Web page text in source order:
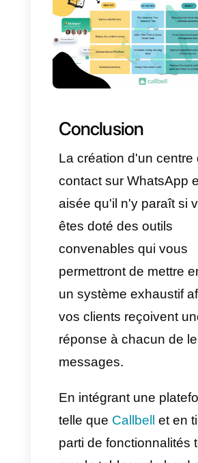
vous pouvez
ces données à
tableau de bord
prendre des
réel afin
l'expérience
5. Automatiser
répétitives
Pour développer
est crucial
processus et les
Messages de
en dehors des
d'ouverture.